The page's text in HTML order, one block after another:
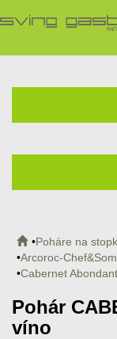
Poháre na
Arcoroc-
Cabernet Abondant
Pohár
víno